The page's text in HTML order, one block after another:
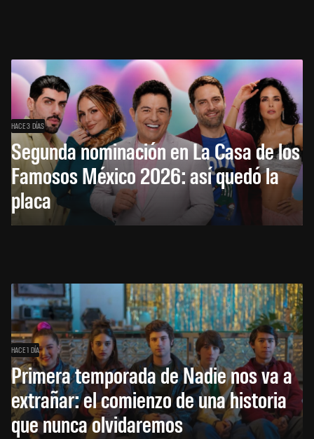
HACE 3 DÍAS
Segunda nominación en La Casa de los
Famosos México 2026: así quedó la
placa
HACE 1 DÍA
Primera temporada de Nadie nos va a
extrañar: el comienzo de una historia
que nunca olvidaremos